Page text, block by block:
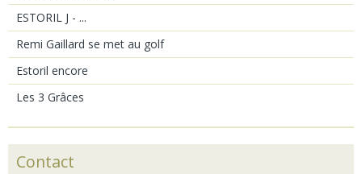
ESTORIL J - ...
Remi Gaillard se met au golf
Estoril encore
Les 3 Grâces
Contact